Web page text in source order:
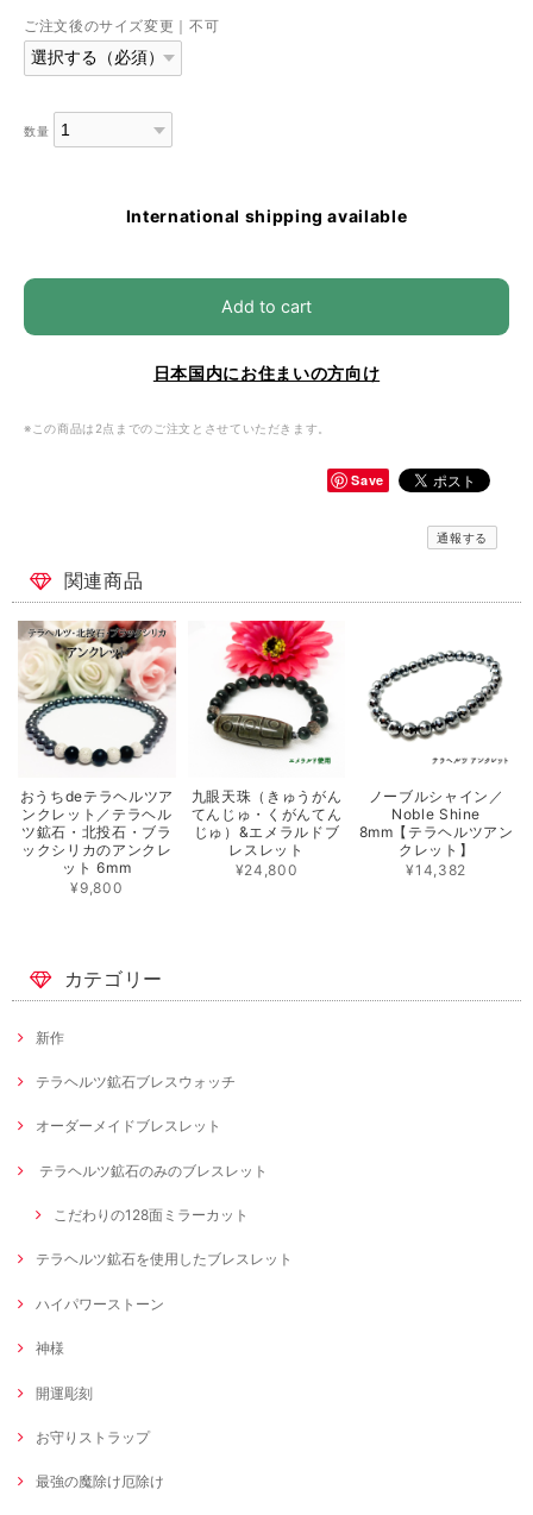
ご注文後のサイズ変更｜不可
数量
International shipping available
Add to cart
日本国内にお住まいの方向け
※この商品は2点までのご注文とさせていただきます。
Save
通報する
関連商品
おうちdeテラヘルツア
ンクレット／テラヘル
ツ鉱石・北投石・ブラ
ックシリカのアンクレ
ット 6mm
¥9,800
九眼天珠（きゅうがん
てんじゅ・くがんてん
じゅ）&エメラルドブ
レスレット
¥24,800
ノーブルシャイン／
Noble Shine
8mm【テラヘルツアン
クレット】
¥14,382
カテゴリー
新作
テラヘルツ鉱石ブレスウォッチ
オーダーメイドブレスレット
テラヘルツ鉱石のみのブレスレット
こだわりの128面ミラーカット
テラヘルツ鉱石を使用したブレスレット
ハイパワーストーン
神様
開運彫刻
お守りストラップ
最強の魔除け厄除け